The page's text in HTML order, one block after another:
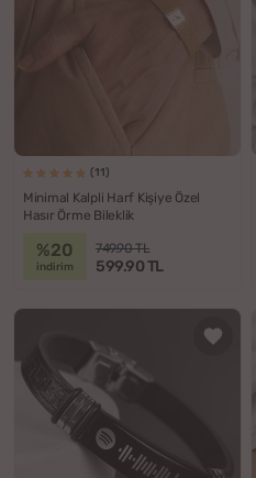
(11)
Minimal Kalpli Harf Kişiye Özel
Hasır Örme Bileklik
%20
indirim
749.90 TL
599.90 TL